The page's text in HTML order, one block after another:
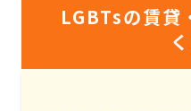
LGBTsの賃貸